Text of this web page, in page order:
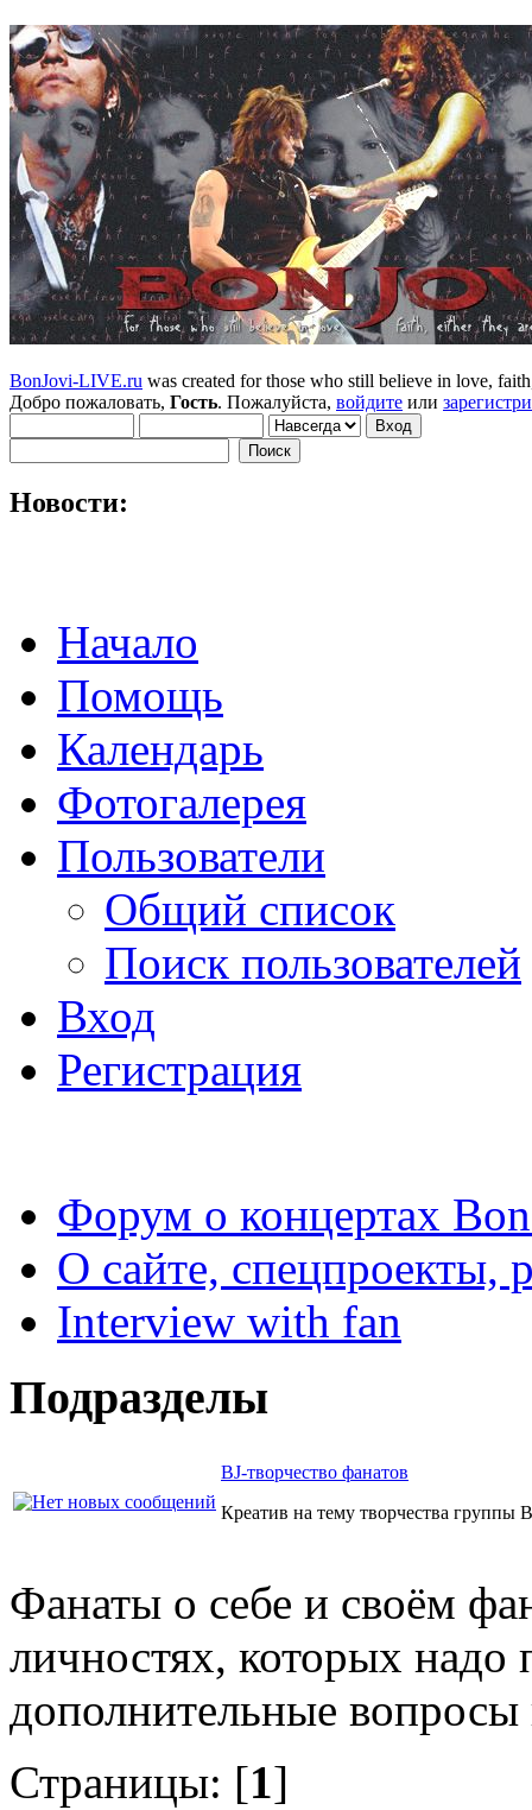
BonJovi-LIVE.ru was created for those who still believe in love,
Добро пожаловать, Гость. Пожалуйста, войдите или
Новости:
Начало
Помощь
Календарь
Фотогалерея
Пользователи
Общий список
Поиск пользователей
Вход
Регистрация
Форум о концертах
О сайте, спецпроекты,
Interview with fan
Подразделы
BJ-творчество фанатов
Креатив на тему творчества группы
Фанаты о себе и своём
личностях, которых надо
дополнительные
Страницы: [1]